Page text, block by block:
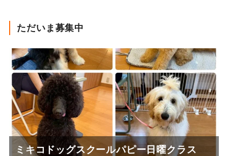
ただいま募集中
ミキコドッグスクールパピー日曜クラス